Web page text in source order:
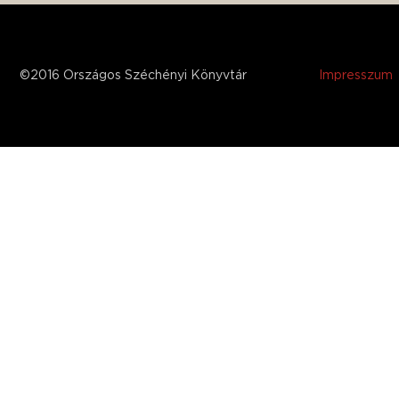
©2016 Országos Széchényi Könyvtár Impresszum